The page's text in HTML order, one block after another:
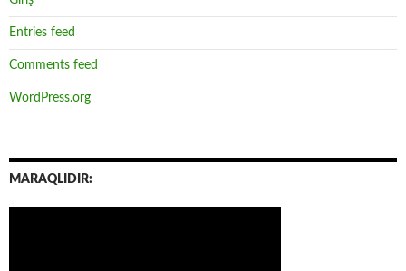
Entries feed
Comments feed
WordPress.org
MARAQLIDIR: